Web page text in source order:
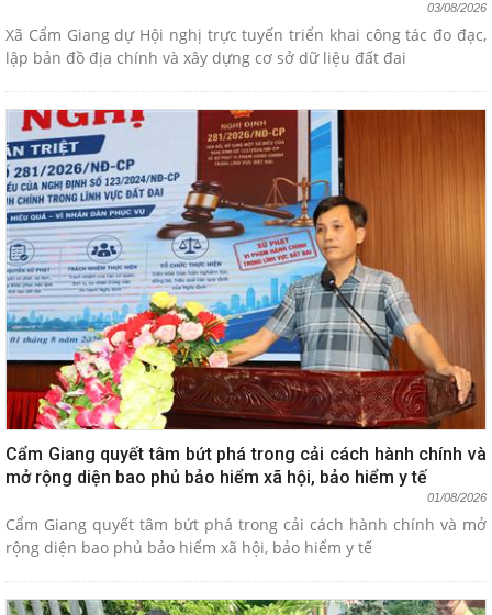
03/08/2026
Xã Cẩm Giang dự Hội nghị trực tuyến triển khai công tác đo đạc,
lập bản đồ địa chính và xây dựng cơ sở dữ liệu đất đai
Cẩm Giang quyết tâm bứt phá trong cải cách hành chính và
mở rộng diện bao phủ bảo hiểm xã hội, bảo hiểm y tế
01/08/2026
Cẩm Giang quyết tâm bứt phá trong cải cách hành chính và mở
rộng diện bao phủ bảo hiểm xã hội, bảo hiểm y tế